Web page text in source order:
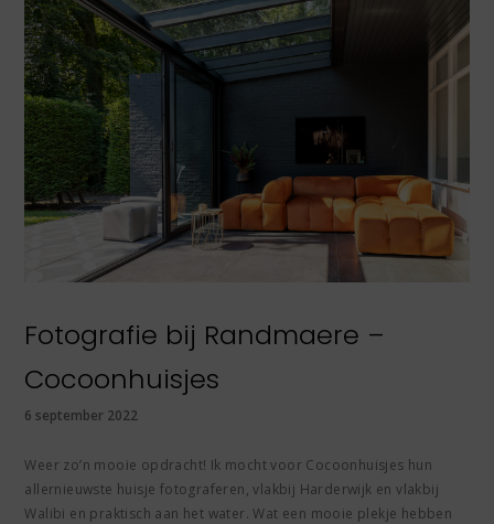
Fotografie bij Randmaere –
Cocoonhuisjes
6 september 2022
Weer zo’n mooie opdracht! Ik mocht voor Cocoonhuisjes hun
allernieuwste huisje fotograferen, vlakbij Harderwijk en vlakbij
Walibi en praktisch aan het water. Wat een mooie plekje hebben